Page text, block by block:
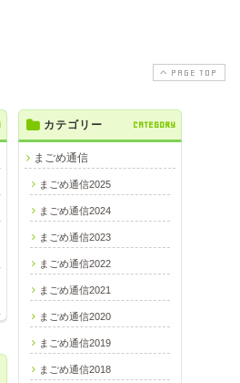
PAGE TOP
カテゴリー CATEGORY
まごめ通信
まごめ通信2025
まごめ通信2024
まごめ通信2023
まごめ通信2022
まごめ通信2021
まごめ通信2020
まごめ通信2019
まごめ通信2018